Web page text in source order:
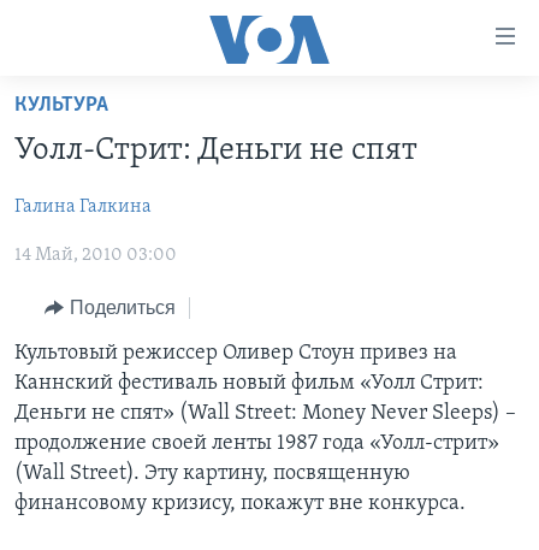
Перейти
основной
Перейти
навигации
поиск
ПРОГРАММЫ
АМЕРИКА
НОВОСТИ ЗА МИНУТУ
ИТОГИ
ПОЧЕМУ ЭТО ВАЖНО?
ДИСКУССИЯ VOA
НЬЮ-ЙОРК NEW YORK
АМЕРИКА. БОЛЬШОЕ ПУТЕШЕСТВИЕ
ПРОЕКТЫ
УЧИМ АНГЛИЙСКИЙ
НАША АМЕРИКАНСКАЯ ИСТОРИЯ
А КАК В АМЕРИКЕ?
АРТЕФАКТЫ
АМЕРИКАНСКИЕ ГОРОДКИ
ТЕСТЫ
ЭКСПЕРТИЗА
ИНТЕРВЬЮ
ФАКТЫ ПРОТИВ ФЕЙКОВ
ЗА СВОБОДУ ПРЕССЫ
УЧИМ АНГЛИЙСКИЙ
ВИДЕО
ПОДПИСКА НА НОВОСТИ
КУЛЬТУРА
Уолл-Стрит: Деньги не спят
Галина Галкина
14 Май, 2010 03:00
Поделиться
Культовый режиссер Оливер Стоун привез на
Каннский фестиваль новый фильм «Уолл Стрит:
Деньги не спят» (Wall Street: Money Never Sleeps) –
продолжение своей ленты 1987 года «Уолл-стрит»
(Wall Street). Эту картину, посвященную
финансовому кризису, покажут вне конкурса.